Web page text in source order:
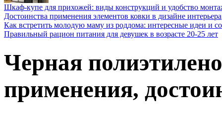
Шкаф-купе для прихожей: виды конструкций и удобство
Достоинства применения элементов ковки в дизайне интерьера
Как встретить молодую маму из роддома: интересные идеи и
Правильный рацион питания для девушек в возрасте 20-25 лет
Черная
применения,